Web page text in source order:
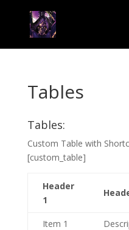
Tables
Tables:
Custom Table with
[custom_table]
Header
1
Item 1